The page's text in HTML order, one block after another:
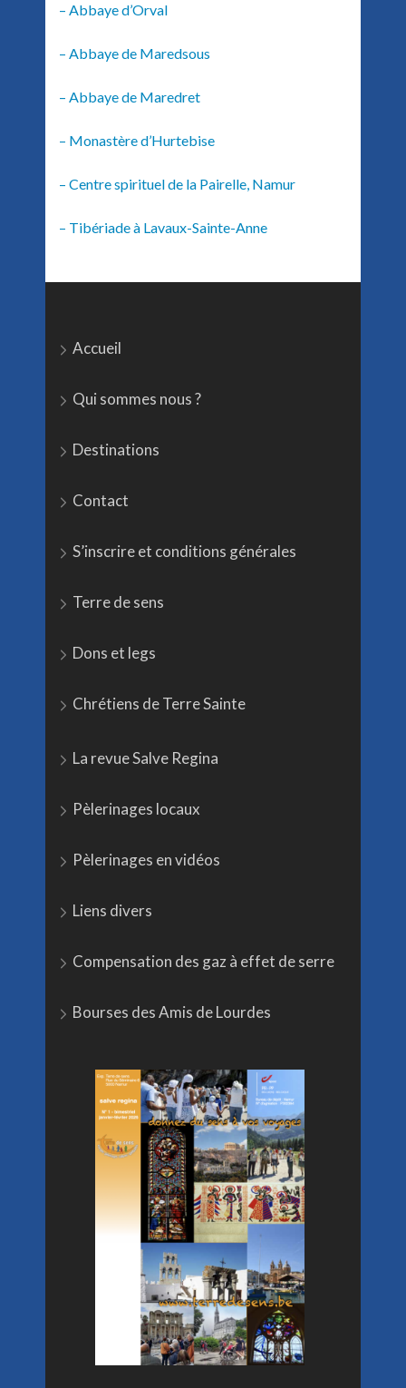
– Abbaye d’Orval
– Abbaye de Maredsous
– Abbaye de Maredret
– Monastère d’Hurtebise
– Centre spirituel de la Pairelle, Namur
– Tibériade à Lavaux-Sainte-Anne
Accueil
Qui sommes nous ?
Destinations
Contact
S’inscrire et conditions générales
Terre de sens
Dons et legs
Chrétiens de Terre Sainte
La revue Salve Regina
Pèlerinages locaux
Pèlerinages en vidéos
Liens divers
Compensation des gaz à effet de serre
Bourses des Amis de Lourdes